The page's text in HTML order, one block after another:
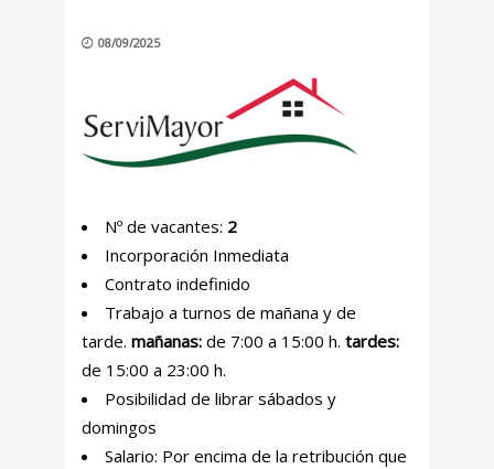
08/09/2025
Nº de vacantes: 2
Incorporación Inmediata
Contrato indefinido
Trabajo a turnos de mañana y de
tarde. mañanas: de 7:00 a 15:00 h. tardes:
de 15:00 a 23:00 h.
Posibilidad de librar sábados y
domingos
Salario: Por encima de la retribución que